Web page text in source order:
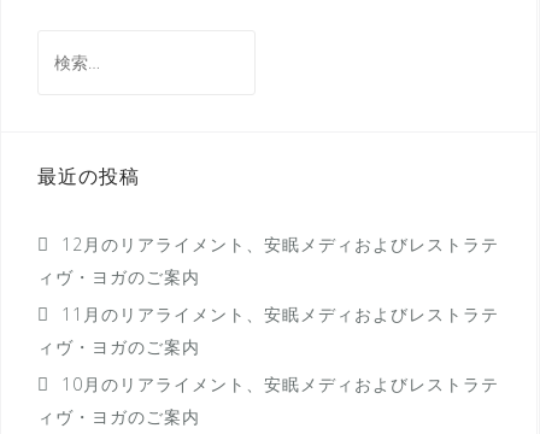
ゲ
ョ
ン
索:
最近の投稿
12月のリアライメント、安眠メディおよびレストラテ
ィヴ・ヨガのご案内
11月のリアライメント、安眠メディおよびレストラテ
ィヴ・ヨガのご案内
10月のリアライメント、安眠メディおよびレストラテ
ィヴ・ヨガのご案内